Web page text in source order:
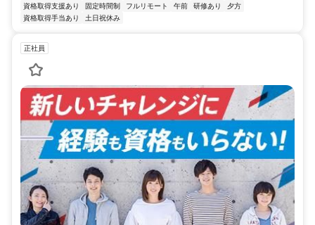
資格取得支援あり 固定時間制 フルリモート 午前 研修あり
夕方
資格取得手当あり
土日祝休み
正社員